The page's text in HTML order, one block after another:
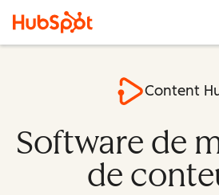
Content
Software de
de